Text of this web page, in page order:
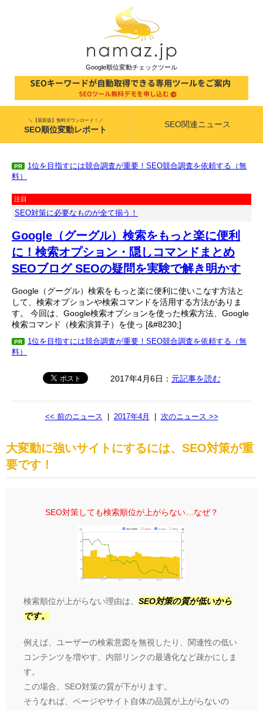
Google順位変動チェックツール
＼【最新版】無料ダウンロード！／
SEO順位変動レポート
SEO関連ニュース
PR
1位を目指すには競合調査が重要！SEO競合調査を依頼する（無
料）
注目
SEO対策に必要なものが全て揃う！
Google（グーグル）検索をもっと楽に便利
に！検索オプション・隠しコマンドまとめ
SEOブログ SEOの疑問を実験で解き明かす
Google（グーグル）検索をもっと楽に便利に使いこなす方法と
して、検索オプションや検索コマンドを活用する方法がありま
す。 今回は、Google検索オプションを使った検索方法、Google
検索コマンド（検索演算子）を使っ [&#8230;]
PR
1位を目指すには競合調査が重要！SEO競合調査を依頼する（無
料）
2017年4月6日： 元記事を読む
<< 前のニュース 2017年4月 次のニュース >>
大変動に強いサイトにするには、SEO対策が重
要です！
SEO対策しても検索順位が上がらない…なぜ？
検索順位が上がらない理由は、 SEO対策の質が低いから
です。
例えば、ユーザーの検索意図を無視したり、関連性の低い
コンテンツを増やす、内部リンクの最適化など疎かにしま
す。
この場合、SEO対策の質が下がります。
そうなれば、ページやサイト自体の品質が上がらないの